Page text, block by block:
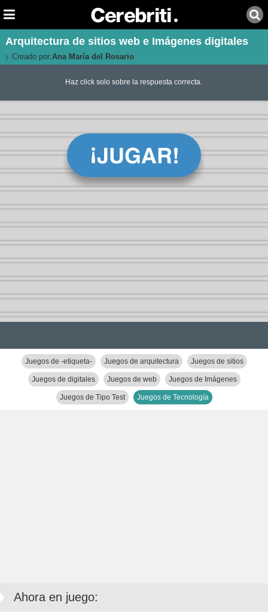
Arquitectura de sitios web e Imágenes digitales
Creado por:Ana María del Rosario
Haz click solo sobre la respuesta correcta.
Juegos de -etiqueta- Juegos de arquitectura Juegos de sitios
Juegos de digitales Juegos de web Juegos de Imágenes
Juegos de Tipo Test Juegos de Tecnología
Ahora en juego: